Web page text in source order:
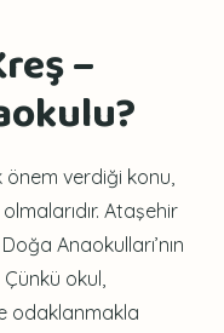
–
verdiği konu,
Ataşehir
Anaokulları’nın
okul,
odaklanmakla